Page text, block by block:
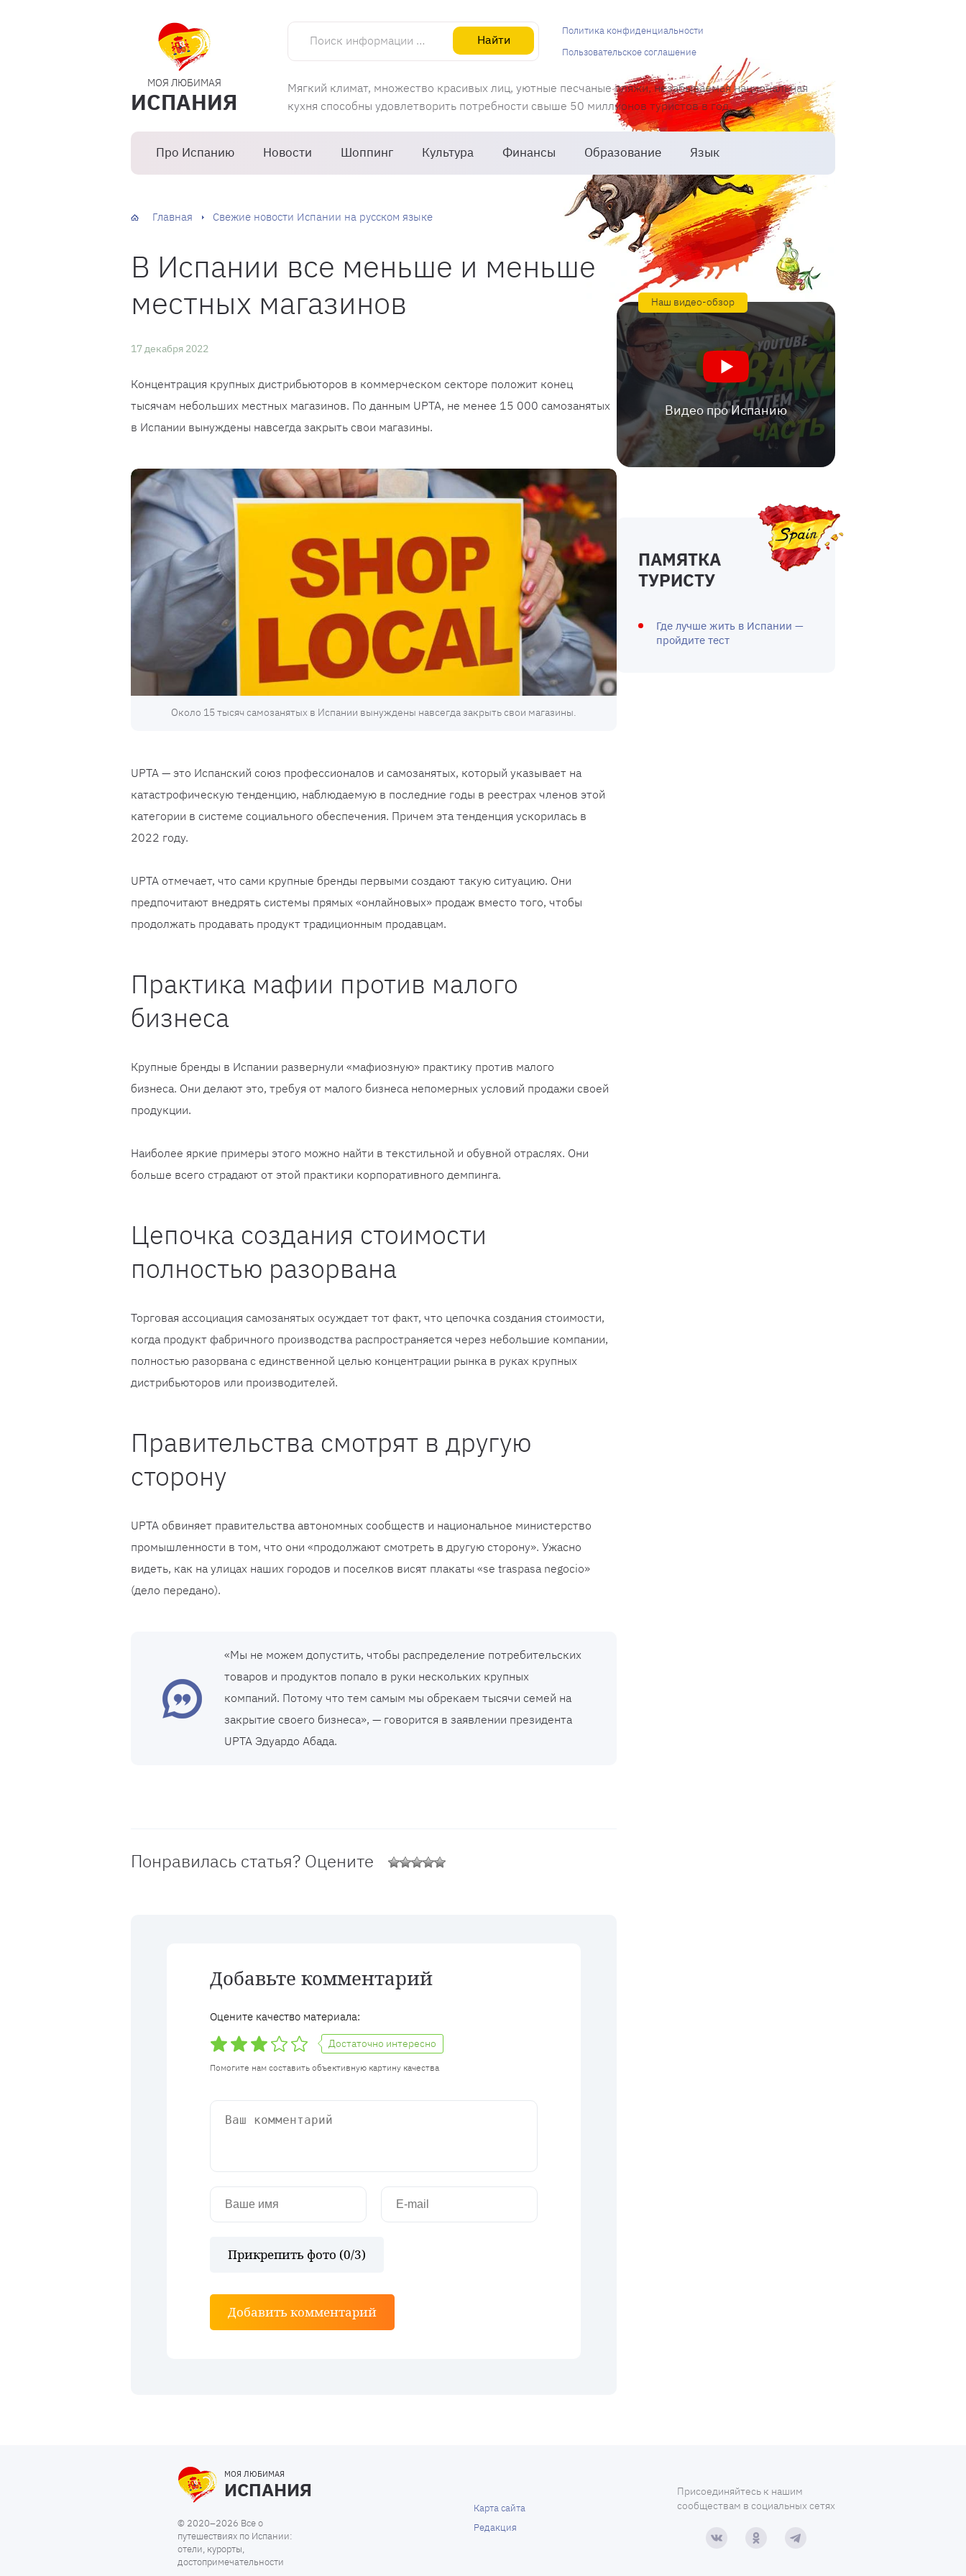
МОЯ ЛЮБИМАЯ
ИСПАНИЯ
Поиск информации об Испании
Найти
Мягкий климат, множество красивых лиц, уютные песчаные пляжи, незабываемая национальная
кухня способны удовлетворить потребности свыше 50 миллионов туристов в год.
Про Испанию Новости Шоппинг Культура Финансы Образование Язык
Политика конфиденциальности
Пользовательское соглашение
Главная Свежие новости Испании на русском языке
В Испании все меньше и меньше
местных магазинов
17 декабря 2022
Концентрация крупных дистрибьюторов в коммерческом секторе положит конец
тысячам небольших местных магазинов. По данным UPTA, не менее 15 000 самозанятых
в Испании вынуждены навсегда закрыть свои магазины.
Около 15 тысяч самозанятых в Испании вынуждены навсегда закрыть свои магазины.
UPTA — это Испанский союз профессионалов и самозанятых, который указывает на
катастрофическую тенденцию, наблюдаемую в последние годы в реестрах членов этой
категории в системе социального обеспечения. Причем эта тенденция ускорилась в
2022 году.
UPTA отмечает, что сами крупные бренды первыми создают такую ​​ситуацию. Они
предпочитают внедрять системы прямых «онлайновых» продаж вместо того, чтобы
продолжать продавать продукт традиционным продавцам.
Практика мафии против малого
бизнеса
Крупные бренды в Испании развернули «мафиозную» практику против малого
бизнеса. Они делают это, требуя от малого бизнеса непомерных условий продажи своей
продукции.
Наиболее яркие примеры этого можно найти в текстильной и обувной отраслях. Они
больше всего страдают от этой практики корпоративного демпинга.
Цепочка создания стоимости
полностью разорвана
Торговая ассоциация самозанятых осуждает тот факт, что цепочка создания стоимости,
когда продукт фабричного производства распространяется через небольшие компании,
полностью разорвана с единственной целью концентрации рынка в руках крупных
дистрибьюторов или производителей.
Правительства смотрят в другую
сторону
UPTA обвиняет правительства автономных сообществ и национальное министерство
промышленности в том, что они «продолжают смотреть в другую сторону». Ужасно
видеть, как на улицах наших городов и поселков висят плакаты «se traspasa negocio»
(дело передано).
«Мы не можем допустить, чтобы распределение потребительских
товаров и продуктов попало в руки нескольких крупных
компаний. Потому что тем самым мы обрекаем тысячи семей на
закрытие своего бизнеса», — говорится в заявлении президента
UPTA Эдуардо Абада.
Понравилась статья? Оцените
Добавьте комментарий
Оцените качество материала:
Достаточно интересно
Помогите нам составить объективную картину качества
Прикрепить фото (0/3)
Добавить комментарий
Наш видео-обзор
Видео про Испанию
ПАМЯТКА
ТУРИСТУ
Где лучше жить в Испании —
пройдите тест
МОЯ ЛЮБИМАЯ
ИСПАНИЯ
© 2020–2026 Все о
путешествиях по Испании:
отели, курорты,
достопримечательности
Карта сайта
Редакция
Присоединяйтесь к нашим
сообществам в социальных сетях